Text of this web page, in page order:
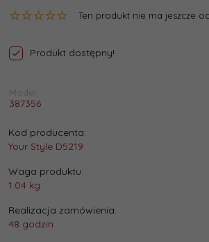
Ten produkt nie ma jeszcze
Produkt dostępny!
Model:
387356
Kod producenta:
Your Style D5219
Waga produktu:
1.04 kg
Realizacja zamówienia:
48 godzin